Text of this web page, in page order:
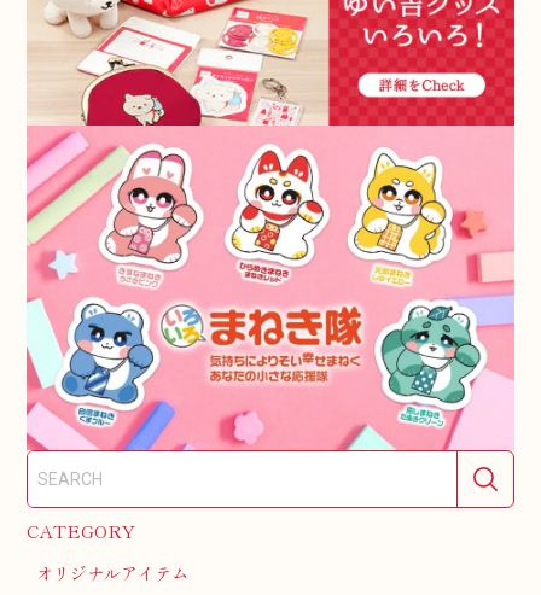
CATEGORY
オリジナルアイテム